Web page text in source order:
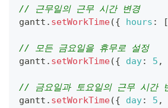
// 근무일의 근무 시간 변경
gantt . setWorkTime({ hours : [
// 모든 금요일을 휴무로 설정
gantt . setWorkTime({ day: 5 ,
// 금요일과 토요일의 근무 시간
gantt . setWorkTime({ day: 5 ,